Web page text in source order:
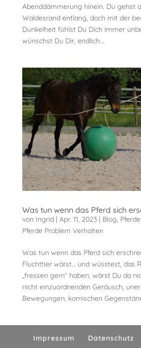
Abenddämmerung hinein. Du gehst
Waldesrand entlang, doch mit der
Dunkelheit fühlst Du Dich immer
wünschst Du Dir, endlich...
Was tun wenn das Pferd sich
von Ingrid| Apr. 11, 2023| Blog,
Pferde Problem Verhalten
Was tun wenn das Pferd sich
Fluchttier wärst… und wüsstest, das
„fressen gern“ haben, wärst Du da
nicht einzuordnenden Geräusch,
Bewegungen, komischen
Impressum Datenschutz